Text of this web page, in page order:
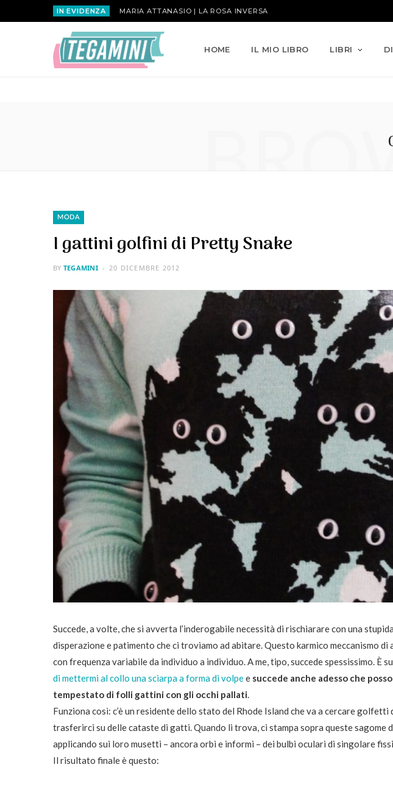
IN EVIDENZA MARIA ATTANASIO | LA ROSA INVERSA
HOME IL MIO LIBRO LIBRI
MODA
I gattini golfini di Pretty Snake
BY TEGAMINI 20 DICEMBRE 2012
Succede, a volte, che si avverta l’inderogabile necessità di rischiarare con una
disperazione e patimento che ci troviamo ad abitare. Questo karmico meccanismo
con frequenza variabile da individuo a individuo. A me, tipo, succede spessissimo. È
di mettermi al collo una sciarpa a forma di volpee succede anche adesso che
tempestato di folli gattini con gli occhi pallati.
Funziona così: c’è un residente dello stato del Rhode Island che va a cercare
trasferirci su delle cataste di gatti. Quando li trova, ci stampa sopra queste sagome
applicando sui loro musetti – ancora orbi e informi – dei bulbi oculari di singolare
Il risultato finale è questo: